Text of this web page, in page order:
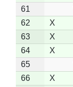
61
62
X
63
X
64
X
65
66
X